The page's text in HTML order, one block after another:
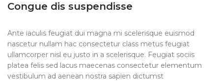
Congue dis suspendisse
Ante iaculis feugiat dui magna mi scelerisque euismod
nascetur nullam hac consectetur class metus feugiat
ullamcorper nisl eu justo in a scelerisque. Feugiat sociis
platea felis sed lacus maecenas consectetur elementum
vestibulum ad aenean nostra sapien dictumst